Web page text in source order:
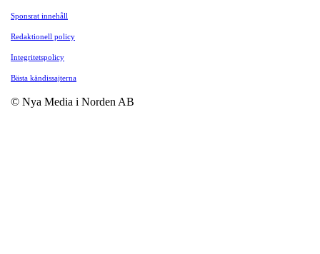
Sponsrat innehåll
Redaktionell policy
Integritetspolicy
Bästa kändissajterna
© Nya Media i Norden AB